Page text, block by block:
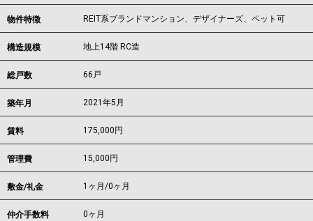
物件特徴 REIT系ブランドマンション、デザイナーズ、ペット可
構造規模 地上14階 RC造
総戸数 66戸
築年月 2021年5月
賃料 175,000 円
管理費 15,000円
敷金/礼金 1ヶ月/0ヶ月
仲介手数料 0ヶ月